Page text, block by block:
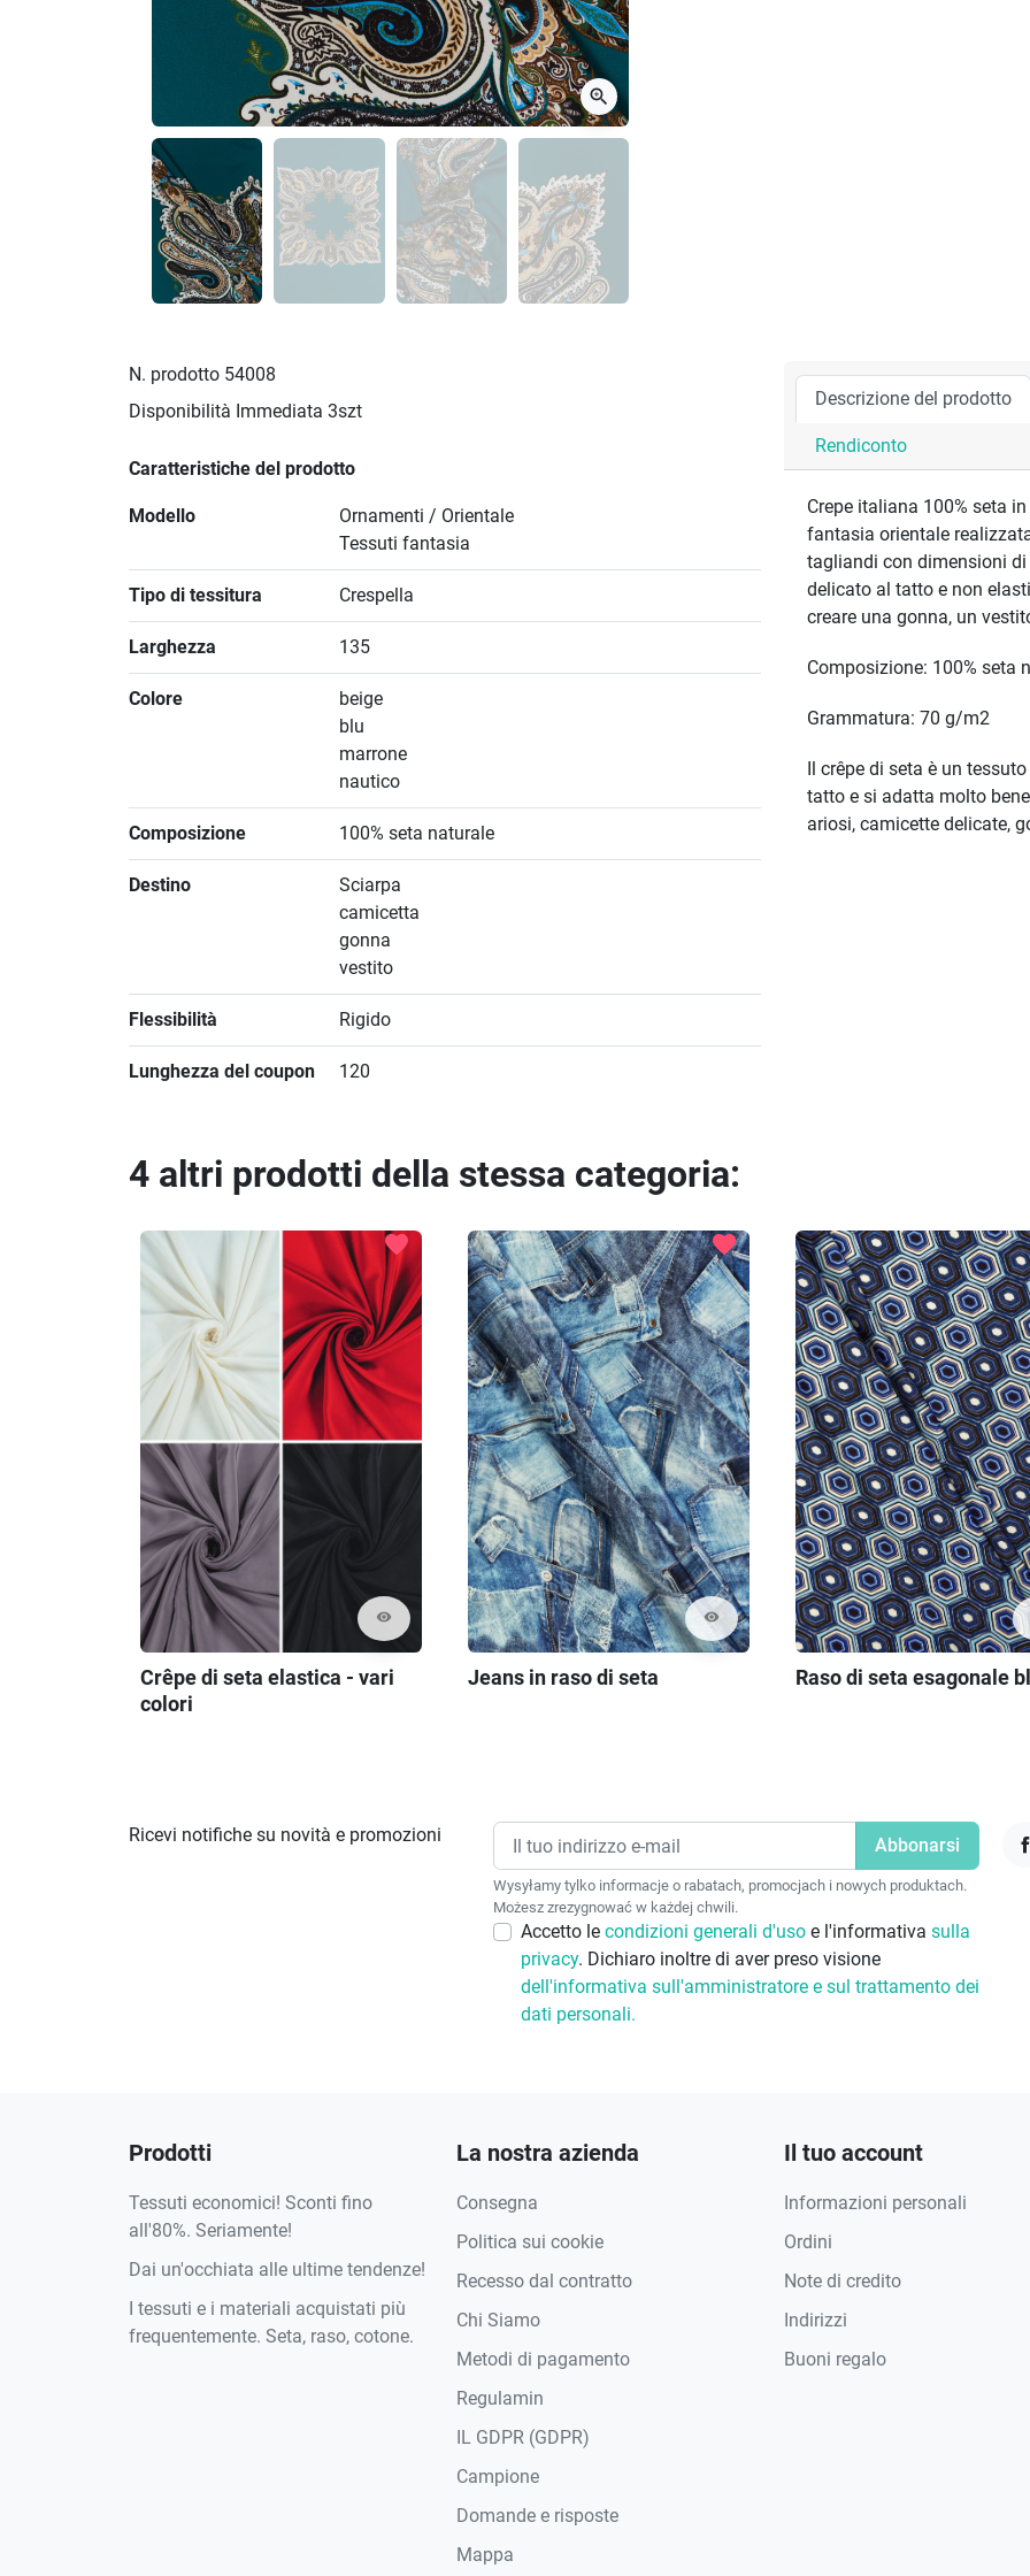
zoom_in
N. prodotto 54008
Disponibilità Immediata 3szt
Caratteristiche del prodotto
Modello
Ornamenti / Orientale
Tessuti fantasia
Tipo di tessitura Crespella
Larghezza 135
Colore
beige
blu
marrone
nautico
Composizione 100% seta naturale
Destino
Sciarpa
camicetta
gonna
vestito
Flessibilità Rigido
Lunghezza del coupon 120
Descrizione del prodotto
Rendiconto
Crepe italiana 100% seta
fantasia orientale
tagliandi con dimensioni
delicato al tatto e non
creare una gonna, un
Composizione: 100% seta
Grammatura: 70 g/m2
Il crêpe di seta è un
tatto e si adatta molto
ariosi, camicette delicate,
4 altri prodotti della stessa categoria:
visibility
favorite
Crêpe di seta elastica - vari
colori
visibility
favorite
Jeans in raso di seta Raso di seta esagonale
Ricevi notifiche su novità e promozioni
Wysyłamy tylko informacje o rabatach, promocjach i nowych produktach.
Możesz zrezygnować w każdej chwili.
Accetto le condizioni generali d'uso e l'informativa sulla
privacy. Dichiaro inoltre di aver preso visione
dell'informativa sull'amministratore e sul trattamento dei
dati personali.
Prodotti
Tessuti economici! Sconti fino
all'80%. Seriamente!
Dai un'occhiata alle ultime tendenze!
I tessuti e i materiali acquistati più
frequentemente. Seta, raso, cotone.
La nostra azienda
Consegna
Politica sui cookie
Recesso dal contratto
Chi Siamo
Metodi di pagamento
Regulamin
IL GDPR (GDPR)
Campione
Domande e risposte
Mappa
Il tuo account
Informazioni personali
Ordini
Note di credito
Indirizzi
Buoni regalo